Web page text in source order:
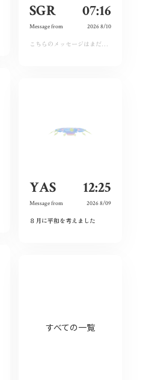
SGR 07:16
Message from 2026 8/10
こちらのメッセージはまだ運営承認前となります。しばらくおまちください。
YAS 12:25
Message from 2026 8/09
８月に平和を考えました
すべての一覧